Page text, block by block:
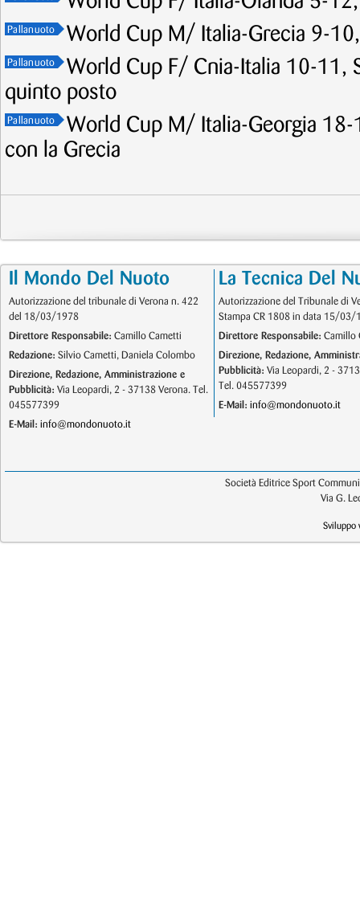
Pallanuoto World Cup M/ Italia-Grecia 9-
Pallanuoto
World Cup F/ Cnia-Italia 10-11,
quinto posto
Pallanuoto
World Cup M/ Italia-Georgia
con la Grecia
Il Mondo Del Nuoto
Autorizzazione del tribunale di Verona n. 422
del 18/03/1978
Direttore Responsabile: Camillo Cametti
Redazione: Silvio Cametti, Daniela Colombo
Direzione, Redazione, Amministrazione e
Pubblicità: Via Leopardi, 2 - 37138 Verona. Tel.
045577399
E-Mail: info@mondonuoto.it
La Tecnica Del
Autorizzazione del Tribunale di
Stampa CR 1808 in data 15/03/
Direttore Responsabile: Camillo
Direzione, Redazione,
Pubblicità: Via Leopardi, 2 -
Tel. 045577399
E-Mail: info@mondonuoto.it
Società Editrice Sport
Via G.
Sviluppo